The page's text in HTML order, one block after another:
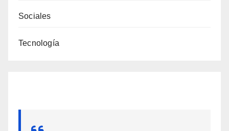
Sociales
Tecnología